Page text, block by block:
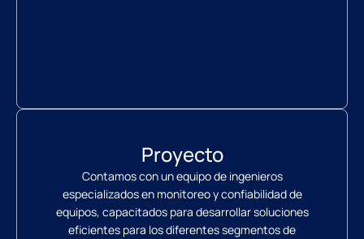
Proyecto
Contamos con un equipo de ingenieros
especializados en monitoreo y confiabilidad de
equipos, capacitados para desarrollar soluciones
eficientes para los diferentes segmentos de